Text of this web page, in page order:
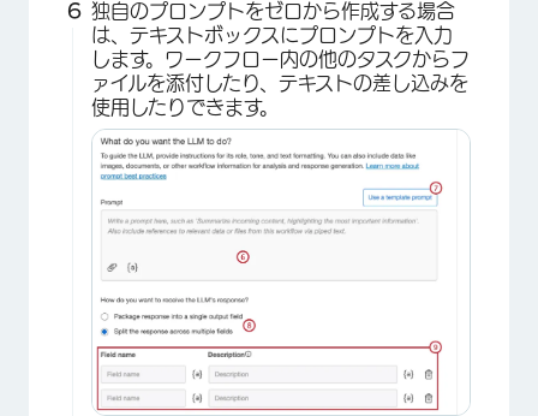
独自のプロンプトをゼロから作成する場合
は、テキストボックスにプロンプトを入力
します。ワークフロー内の他のタスクからフ
ァイルを添付したり、テキストの差し込みを
使用したりできます。